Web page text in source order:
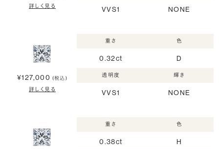
詳しく見る VVS1 NONE
¥127,000 (税込)
詳しく見る
重さ
0.32ct
色
D
透明度
VVS1
輝き
NONE
重さ
0.38ct
色
H